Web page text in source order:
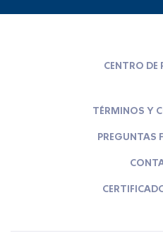
CENTRO DE
TÉRMINOS Y
PREGUNTAS